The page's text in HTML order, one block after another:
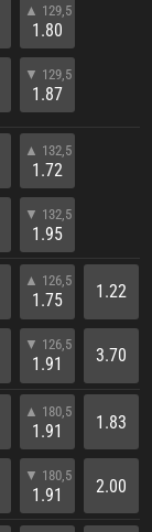
▲ 129,5
1.80
▼ 129,5
1.87
▲ 132,5
1.72
▼ 132,5
1.95
▲ 126,5
1.75
▼ 126,5
1.91
1.22
3.70
▲ 180,5
1.91
▼ 180,5
1.91
1.83
2.00